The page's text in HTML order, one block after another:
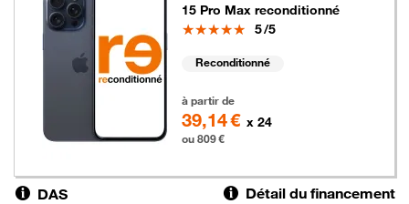
15 Pro Max reconditionné
Note
5/5
Reconditionné
à partir de
39,14 € x 24
ou 809 €
DAS Détail du financement